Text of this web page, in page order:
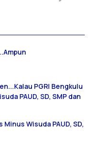
PGRI Bengkulu
PAUD, SD, SMP dan
Wisuda PAUD, SD,